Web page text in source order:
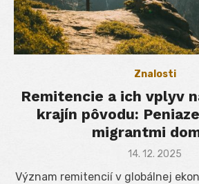
Znalosti
Remitencie a ich vplyv
krajín pôvodu:
migrantmi
Posted
14. 12. 2025
Význam remitencií v globálnej